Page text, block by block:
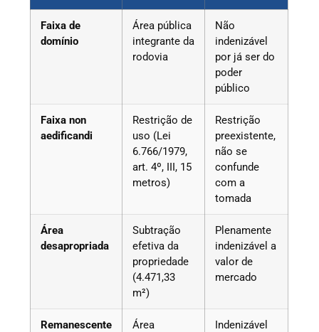
Faixa de
domínio
Área pública
integrante da
rodovia
Não
indenizável
por já ser do
poder
público
Faixa non
aedificandi
Restrição de
uso (Lei
6.766/1979,
art. 4º, III, 15
metros)
Restrição
preexistente,
não se
confunde
com a
tomada
Área
desapropriada
Subtração
efetiva da
propriedade
(4.471,33
m²)
Plenamente
indenizável a
valor de
mercado
Remanescente
Área
Indenizável